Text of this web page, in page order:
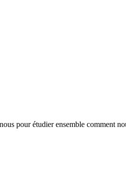
pour étudier ensemble comment